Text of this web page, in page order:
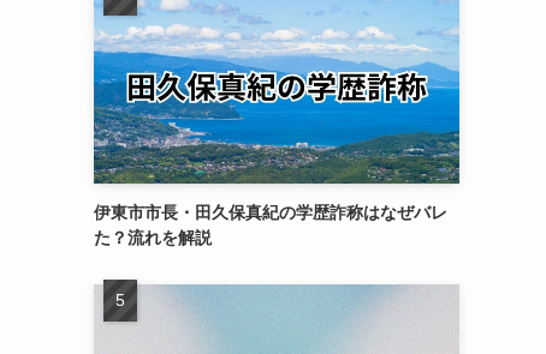
伊東市市長・田久保真紀の学歴詐称はなぜバレ
た？流れを解説